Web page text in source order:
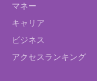
マネー
キャリア
ビジネス
アクセスランキング